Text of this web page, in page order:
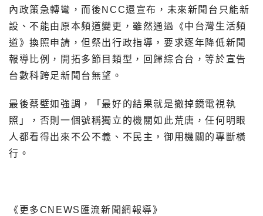
內政策急轉彎，而後NCC還宣布，未來新聞台只能新
設、不能由原本頻道變更，雖然通過《中台灣生活頻
道》換照申請，但祭出行政指導，要求逐年降低新聞
報導比例，開拓多節目類型，回歸綜合台，等於宣告
台數科跨足新聞台無望。
最後蔡壁如強調，「最好的結果就是撤掉鏡電視執
照」，否則一個號稱獨立的機關如此荒唐，任何明眼
人都看得出來不公不義、不民主，御用機關的專斷橫
行。
《更多CNEWS匯流新聞網報導》